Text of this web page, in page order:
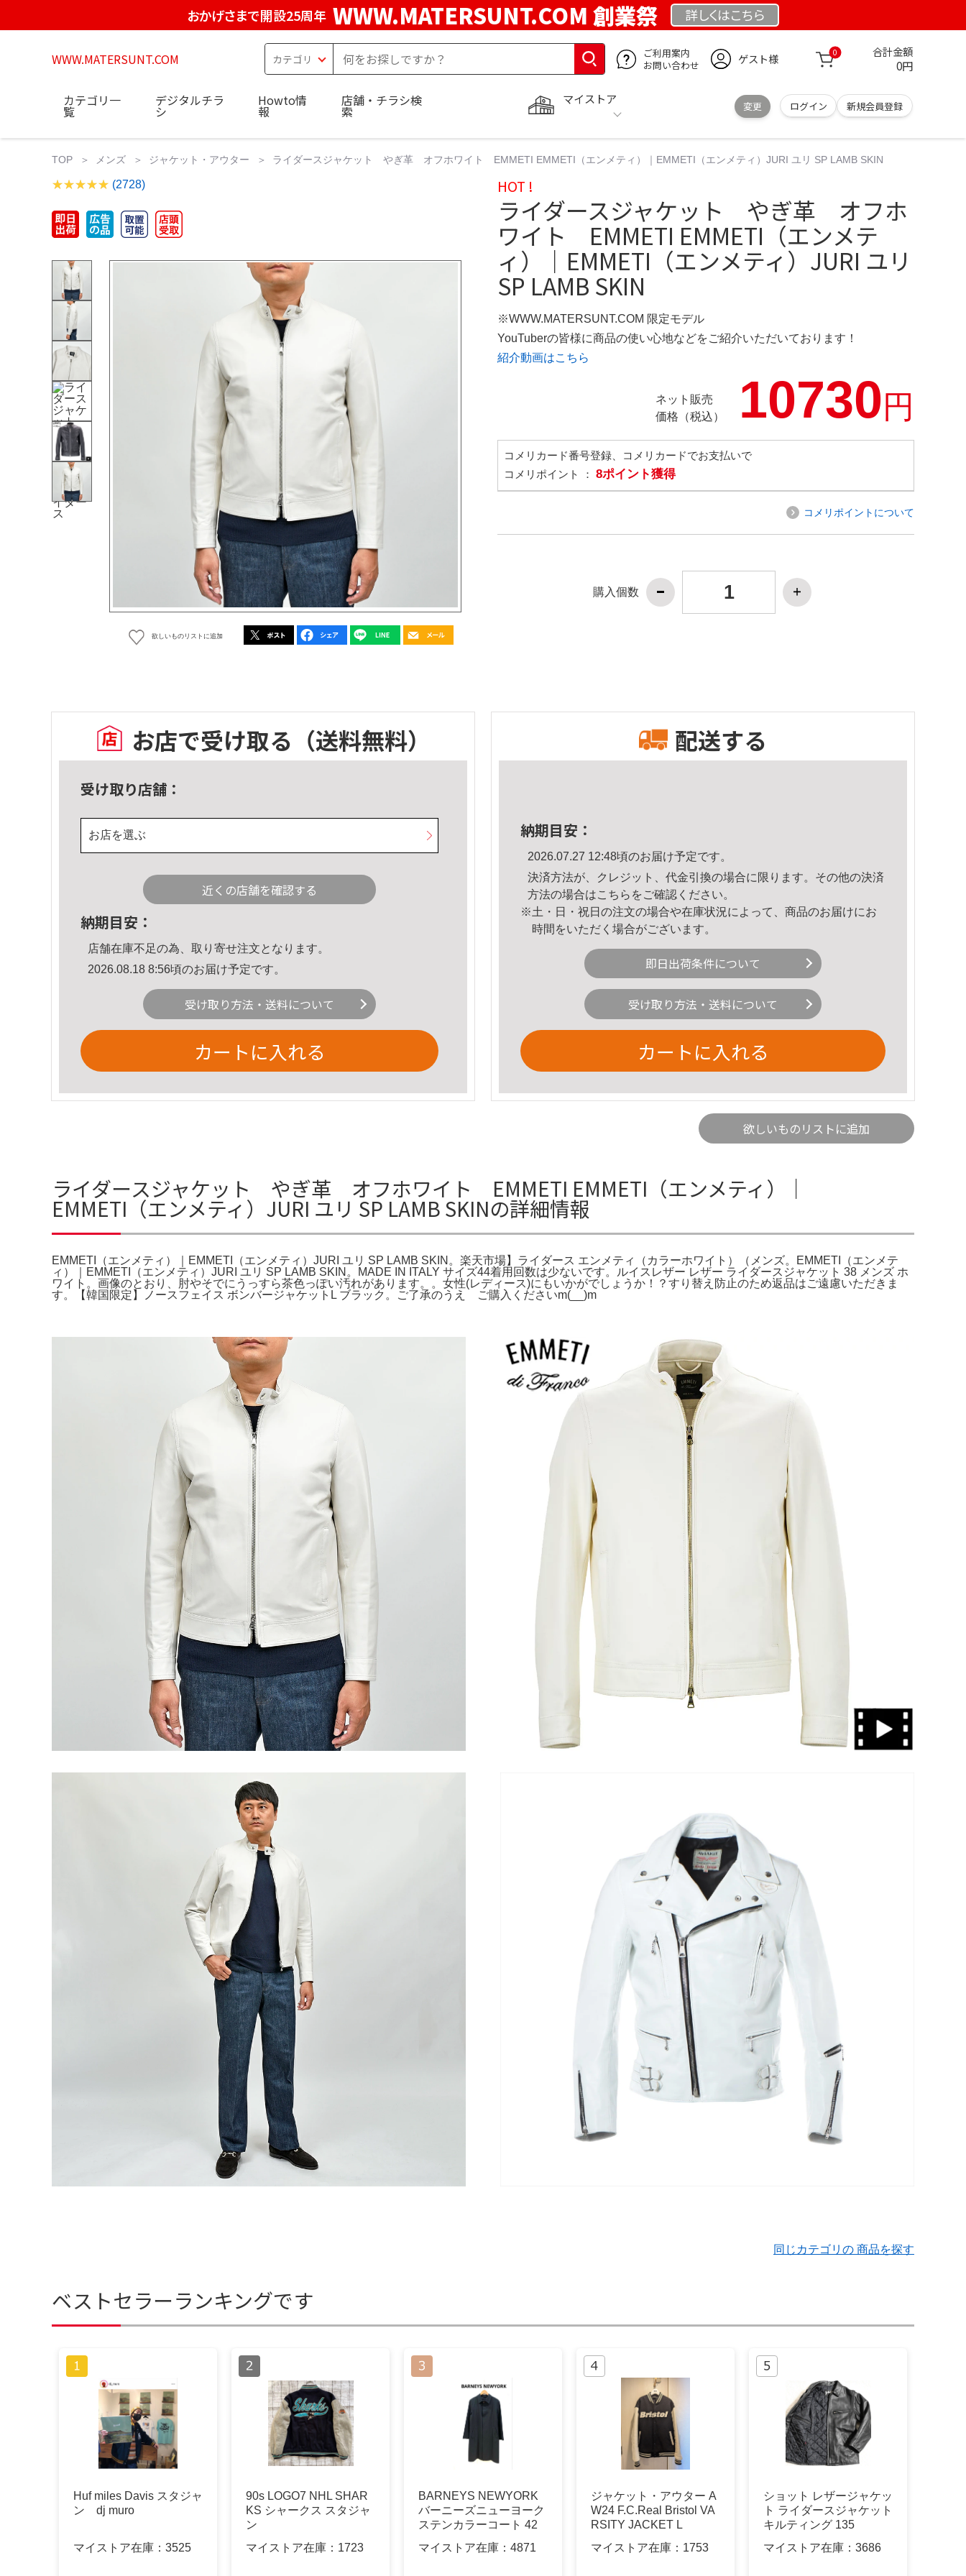
おかげさまで開設25周年 WWW.MATERSUNT.COM 創業祭 詳しくはこちら
WWW.MATERSUNT.COM
ご利用案内
お問い合わせ
ゲスト様 0 合計金額
0円
マイストア
変更 ログイン 新規会員登録
カテゴリ一
覧
デジタルチラ
シ
Howto情
報
店舗・チラシ検
索
TOP メンズ ジャケット・アウター ライダースジャケット やぎ革 オフホワイト EMMETI EMMETI（エンメティ）｜EMMETI（エンメティ）JURI ユリ SP LAMB SKIN
(2728)
欲しいものリストに追加
HOT !
ライダースジャケット やぎ革 オフホ
ワイト EMMETI EMMETI（エンメテ
ィ）｜EMMETI（エンメティ）JURI ユリ
SP LAMB SKIN
※WWW.MATERSUNT.COM 限定モデル
YouTuberの皆様に商品の使い心地などをご紹介いただいております！
紹介動画はこちら
ネット販売
価格（税込）
10730円
コメリカード番号登録、コメリカードでお支払いで
コメリポイント ： 8ポイント獲得
コメリポイントについて
購入個数
お店で受け取る （送料無料）
受け取り店舗：
お店を選ぶ
近くの店舗を確認する
納期目安：
店舗在庫不足の為、取り寄せ注文となります。
2026.08.18 8:56頃のお届け予定です。
受け取り方法・送料について
カートに入れる
配送する
納期目安：
2026.07.27 12:48頃のお届け予定です。
決済方法が、クレジット、代金引換の場合に限ります。その他の決済
方法の場合はこちら をご確認ください。
※土・日・祝日の注文の場合や在庫状況によって、商品のお届けにお
時間をいただく場合がございます。
即日出荷条件について
受け取り方法・送料について
カートに入れる
欲しいものリストに追加
ライダースジャケット やぎ革 オフホワイト EMMETI EMMETI（エンメティ）｜
EMMETI（エンメティ）JURI ユリ SP LAMB SKINの詳細情報
EMMETI（エンメティ）｜EMMETI（エンメティ）JURI ユリ SP LAMB SKIN。楽天市場】ライダース エンメティ（カラーホワイト）（メンズ。EMMETI（エンメテ
ィ）｜EMMETI（エンメティ）JURI ユリ SP LAMB SKIN。MADE IN ITALY サイズ44着用回数は少ないです。ルイスレザー レザー ライダースジャケット 38 メンズ ホ
ワイト。画像のとおり、肘やそでにうっすら茶色っぽい汚れがあります。。女性(レディース)にもいかがでしょうか！？すり替え防止のため返品はご遠慮いただきま
す。【韓国限定】ノースフェイス ボンバージャケットL ブラック。ご了承のうえ ご購入くださいm(__)m
同じカテゴリの 商品を探す
ベストセラーランキングです
Huf miles Davis スタジャ
ン dj muro
マイストア在庫： 3525
90s LOGO7 NHL SHAR
KS シャークス スタジャ
ン
マイストア在庫： 1723
BARNEYS NEWYORK
バーニーズニューヨーク
ステンカラーコート 42
マイストア在庫： 4871
ジャケット・アウター A
W24 F.C.Real Bristol VA
RSITY JACKET L
マイストア在庫： 1753
ショット レザージャケッ
ト ライダースジャケット
キルティング 135
マイストア在庫： 3686